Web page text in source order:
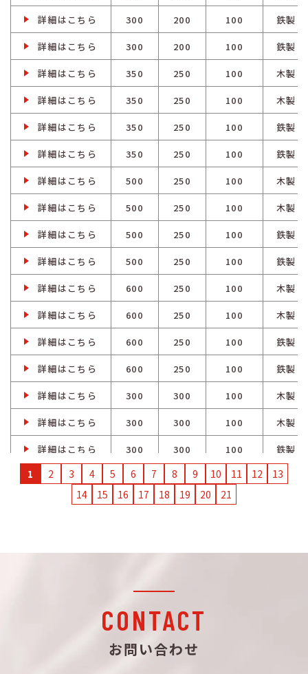
詳細はこちら 300 200 100 鉄製
詳細はこちら 300 200 100 鉄製
詳細はこちら 350 250 100 木製
詳細はこちら 350 250 100 木製
詳細はこちら 350 250 100 鉄製
詳細はこちら 350 250 100 鉄製
詳細はこちら 500 250 100 木製
詳細はこちら 500 250 100 木製
詳細はこちら 500 250 100 鉄製
詳細はこちら 500 250 100 鉄製
詳細はこちら 600 250 100 木製
詳細はこちら 600 250 100 木製
詳細はこちら 600 250 100 鉄製
詳細はこちら 600 250 100 鉄製
詳細はこちら 300 300 100 木製
詳細はこちら 300 300 100 木製
詳細はこちら 300 300 100 鉄製
詳細はこちら 300 300 100 鉄製
詳細はこちら 400 300 100
詳細はこちら 400 300 100 鉄製
500 300
1 2 3 4 5 6 7 8 9 10 11 12
13
14
15 16 17 18 19 20 21
CONTACT
お問い合わせ